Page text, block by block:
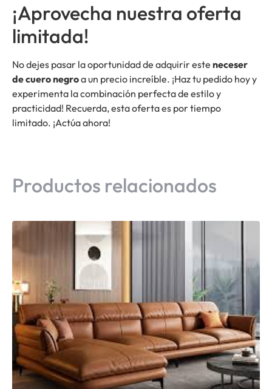
¡Aprovecha nuestra oferta
limitada!
No dejes pasar la oportunidad de adquirir este neceser
de cuero negroa un precio increíble. ¡Haz tu pedido hoy y
experimenta la combinación perfecta de estilo y
practicidad! Recuerda, esta oferta es por tiempo
limitado. ¡Actúa ahora!
Productos relacionados